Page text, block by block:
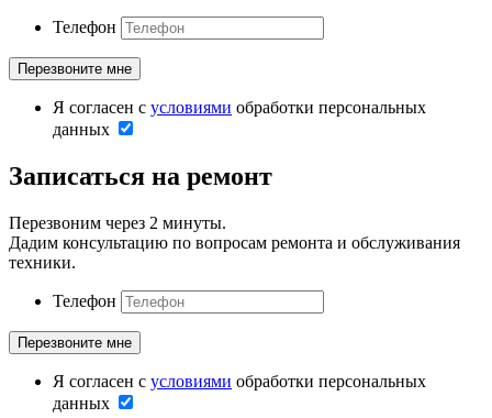
Телефон
Я согласен с условиями обработки персональных
данных
Записаться на ремонт
Перезвоним через 2 минуты.
Дадим консультацию по вопросам ремонта и обслуживания
техники.
Телефон
Я согласен с условиями обработки персональных
данных